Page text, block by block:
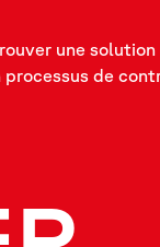
une solution
processus de